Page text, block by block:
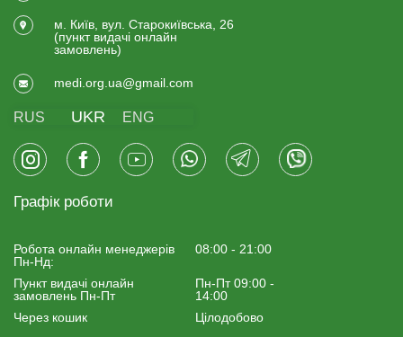
м. Київ, вул. Старокиївська, 26
(пункт видачi онлайн
замовлень)
medi.org.ua@gmail.com
RUS UKR ENG
Графік роботи
Робота онлайн менеджерiв
Пн-Нд:
08:00 - 21:00
Пункт видачі онлайн
замовлень Пн-Пт
Пн-Пт 09:00 -
14:00
Через кошик
Цілодобово